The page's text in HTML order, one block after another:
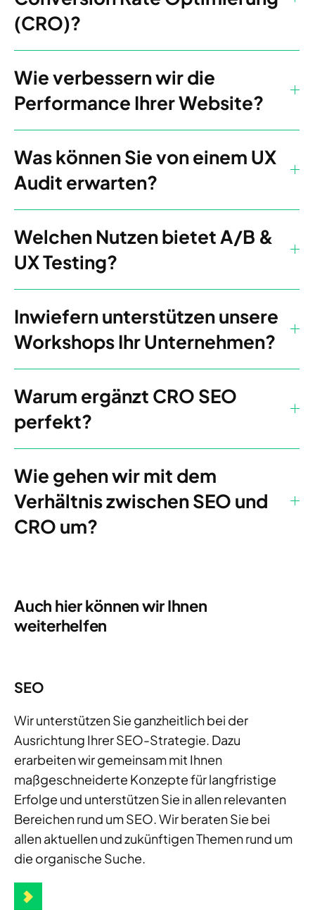
(CRO)?
Wie verbessern wir die
Performance Ihrer Website?
Was können Sie von einem UX
Audit erwarten?
Welchen Nutzen bietet A/B &
UX Testing?
Inwiefern unterstützen unsere
Workshops Ihr Unternehmen?
Warum ergänzt CRO SEO
perfekt?
Wie gehen wir mit dem
Verhältnis zwischen SEO und
CRO um?
Auch hier können wir Ihnen
weiterhelfen
SEO
Wir unterstützen Sie ganzheitlich bei der
Ausrichtung Ihrer SEO-Strategie. Dazu
erarbeiten wir gemeinsam mit Ihnen
maßgeschneiderte Konzepte für langfristige
Erfolge und unterstützen Sie in allen relevanten
Bereichen rund um SEO. Wir beraten Sie bei
allen aktuellen und zukünftigen Themen rund um
die organische Suche.